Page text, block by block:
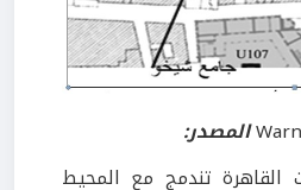
المصدر:
القاهرة تندمج مع المحيط